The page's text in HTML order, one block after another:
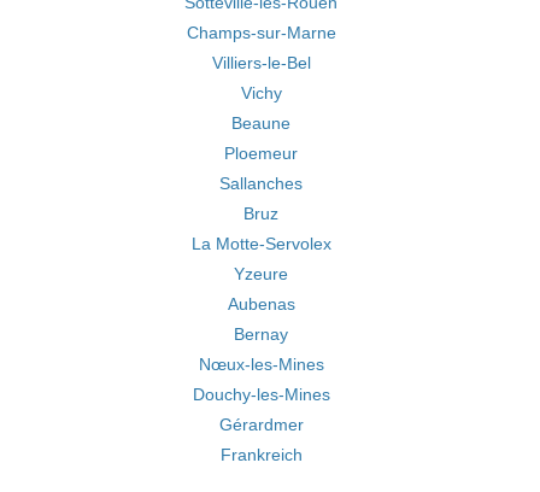
Champs-sur-Marne
Villiers-le-Bel
Vichy
Beaune
Ploemeur
Sallanches
Bruz
La Motte-Servolex
Yzeure
Aubenas
Bernay
Nœux-les-Mines
Douchy-les-Mines
Gérardmer
Frankreich